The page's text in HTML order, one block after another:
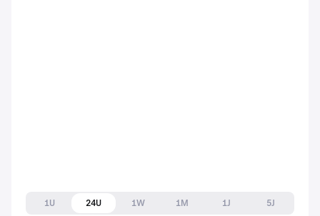
1U 24U 1W 1M 1J
5J